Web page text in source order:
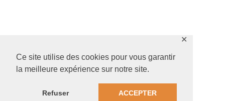
Ce site utilise des cookies pour vous garantir
la meilleure expérience sur notre site.
Refuser ACCEPTER
✕